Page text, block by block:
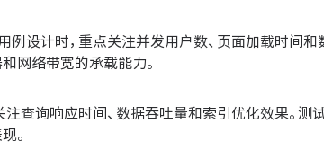
设计时，重点关注并发用户数、页面加载时间和
网络带宽的承载能力。
查询响应时间、数据吞吐量和索引优化效果。测
。